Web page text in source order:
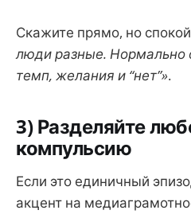
Скажите прямо, но
люди разные. Нормально
темп, желания и “нет”».
3) Разделяйте
компульсию
Если это единичный
акцент на